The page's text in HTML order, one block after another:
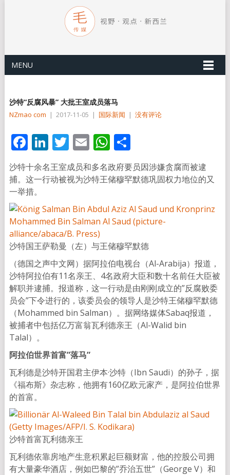
MENU
沙特“反腐风暴” 大批王室成员落马
NZmao com | 2017-11-05 | 国际新闻 | 没有评论
Facebook
LinkedIn
Twitter
EmailWhatsApp
分
享
沙特十余名王室成员和多名政府要员因涉嫌贪腐而被逮
捕。这一行动被视为沙特王储穆罕默德巩固权力地位的又
一举措。
沙特国王萨勒曼（左）与王储穆罕默德
（德国之声中文网）据阿拉伯电视台（Al-Arabija）报道，
沙特阿拉伯有11名亲王、4名政府大臣和数十名前任大臣被
解职并逮捕。报道称，这一行动是由刚刚成立的”反腐败委
员会”下令进行的，该委员会的领导人是沙特王储穆罕默德
（Mohammed bin Salman）。据网络媒体Sabaq报道，
被捕者中包括亿万富翁瓦利德亲王（Al-Walid bin
Talal）。
阿拉伯世界首富”落马”
瓦利德是沙特开国君主伊本·沙特（Ibn Saudi）的孙子，据
《福布斯》杂志称，他拥有160亿欧元家产，是阿拉伯世界
的首富。
沙特首富瓦利德亲王
瓦利德依靠房地产生意积累起巨额财富，他的控股公司拥
有大量豪华酒店，例如巴黎的”乔治五世”（George V）和